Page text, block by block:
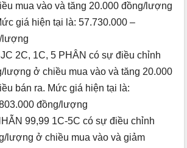
mua vào và tăng 20.000 đồng/lượng
giá hiện tại là: 57.730.000 –
lượng
2C, 1C, 5 PHÂN có sự điều chỉnh
lượng ở chiều mua vào và tăng 20.000
bán ra. Mức giá hiện tại là:
đồng/lượng
99,99 1C-5C có sự điều chỉnh
lượng ở chiều mua vào và giảm